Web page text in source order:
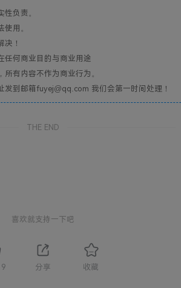
负责。
用。
！
任何商业目的与商业用途
有内容不作为商业行为。
到邮箱fuyej@qq.com 我们会第一时间处理！
THE END
喜欢就支持一下吧
9 分享 收藏